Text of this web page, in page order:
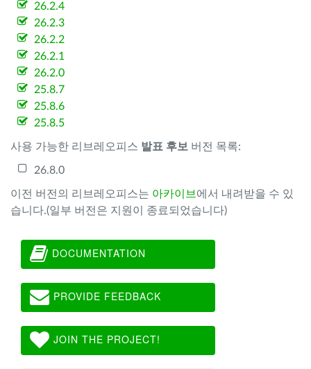
26.2.4
26.2.3
26.2.2
26.2.1
26.2.0
25.8.7
25.8.6
25.8.5
사용 가능한 리브레오피스 발표 후보 버전 목록:
26.8.0
이전 버전의 리브레오피스는 아카이브 에서 내려받을 수 있
습니다.(일부 버전은 지원이 종료되었습니다)
DOCUMENTATION
PROVIDE FEEDBACK
JOIN THE PROJECT!